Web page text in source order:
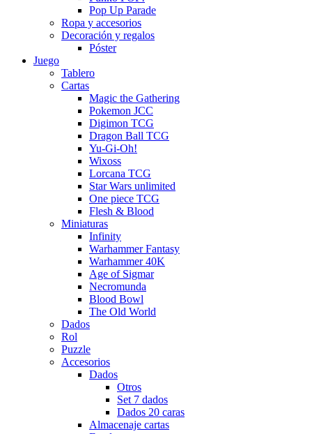
Pop Up Parade
Ropa y accesorios
Decoración y regalos
Póster
Juego
Tablero
Cartas
Magic the Gathering
Pokemon JCC
Digimon TCG
Dragon Ball TCG
Yu-Gi-Oh!
Wixoss
Lorcana TCG
Star Wars unlimited
One piece TCG
Flesh & Blood
Miniaturas
Infinity
Warhammer Fantasy
Warhammer 40K
Age of Sigmar
Necromunda
Blood Bowl
The Old World
Dados
Rol
Puzzle
Accesorios
Dados
Otros
Set 7 dados
Dados 20 caras
Almacenaje cartas